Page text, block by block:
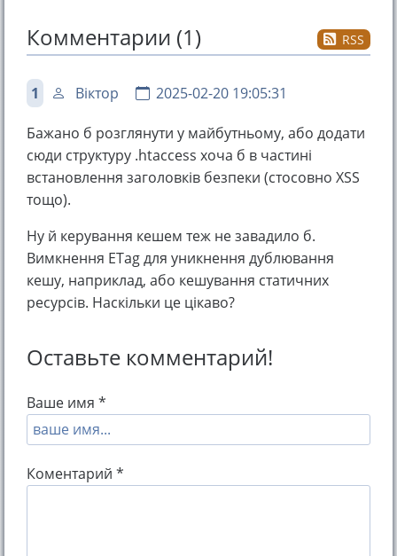
Комментарии (1) RSS
1 Віктор 2025-02-20 19:05:31
Бажано б розглянути у майбутньому, або додати
сюди структуру .htaccess хоча б в частині
встановлення заголовків безпеки (стосовно XSS
тощо).
Ну й керування кешем теж не завадило б.
Вимкнення ETag для уникнення дублювання
кешу, наприклад, або кешування статичних
ресурсів. Наскільки це цікаво?
Оставьте комментарий!
Ваше имя *
Коментарий *